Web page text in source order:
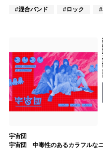
#混合バンド
#ロック
宇宙団
宇宙団 中毒性のあるカラフルな